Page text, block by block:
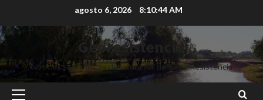
agosto 6, 2026 8:10:45 AM
Georesistencia
Noticias sobre infraestructura vial del Gran Resistencia